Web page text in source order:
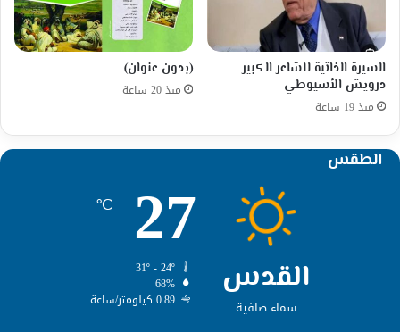
السيرة الذاتية للشاعر الكبير
درويش الأسيوطي
منذ 19 ساعة
(بدون عنوان)
منذ 20 ساعة
الطقس
القدس
سماء صافية
27
℃
68%
0.89 كيلومتر/ساعة